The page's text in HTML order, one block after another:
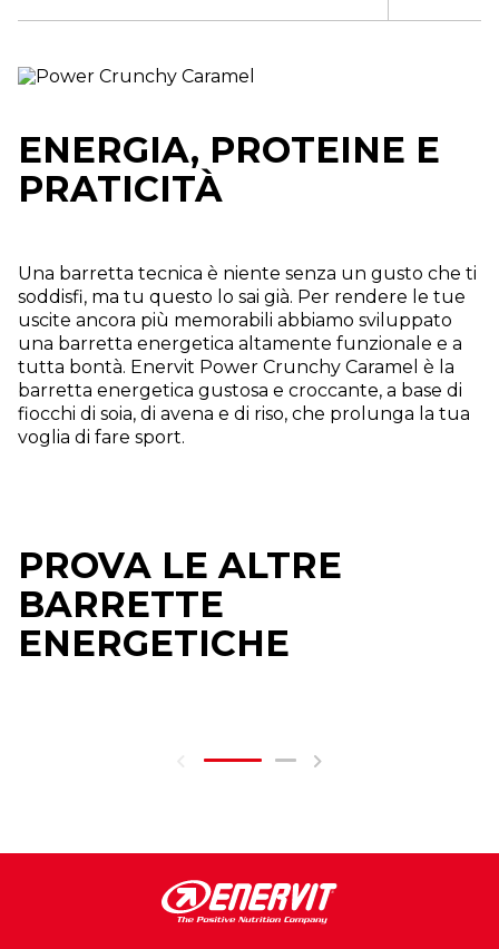
ENERGIA, PROTEINE E
PRATICITÀ
Una barretta tecnica è niente senza un gusto che ti
soddisfi, ma tu questo lo sai già. Per rendere le tue
uscite ancora più memorabili abbiamo sviluppato
una barretta energetica altamente funzionale e a
tutta bontà. Enervit Power Crunchy Caramel è la
barretta energetica gustosa e croccante, a base di
fiocchi di soia, di avena e di riso, che prolunga la tua
voglia di fare sport.
PROVA LE ALTRE
BARRETTE
ENERGETICHE